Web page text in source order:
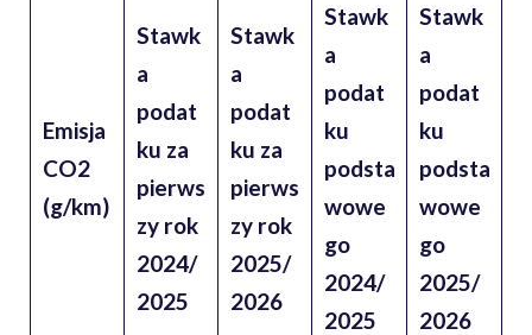
Emisja
CO2
(g/km)
Stawk
a
podat
ku za
pierws
zy rok
2024/
2025
Stawk
a
podat
ku za
pierws
zy rok
2025/
2026
Stawk
a
podat
ku
podsta
wowe
go
2024/
2025
Stawk
a
podat
ku
podsta
wowe
go
2025/
2026